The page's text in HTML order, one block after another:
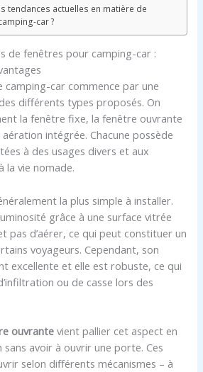
tendances actuelles en matière de
car ?
de fenêtres pour camping-car :
camping-car commence par une
différents types proposés. On
la fenêtre fixe, la fenêtre ouvrante
intégrée. Chacune possède
à des usages divers et aux
la vie nomade.
la plus simple à installer.
grâce à une surface vitrée
pas d’aérer, ce qui peut constituer un
voyageurs. Cependant, son
excellente et elle est robuste, ce qui
ou de casse lors des
ouvrantevient pallier cet aspect en
avoir à ouvrir une porte. Ces
selon différents mécanismes – à